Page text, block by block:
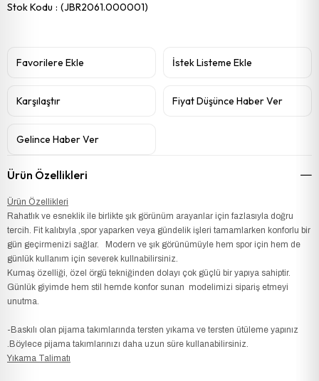
Stok Kodu (JBR2061.000001)
Favorilere Ekle İstek Listeme Ekle
Karşılaştır Fiyat Düşünce Haber Ver
Gelince Haber Ver
Ürün Özellikleri
Ürün Özellikleri
Rahatlık ve esneklik ile birlikte şık görünüm arayanlar için fazlasıyla doğru
tercih. Fit kalıbıyla ,spor yaparken veya gündelik işleri tamamlarken konforlu bir
gün geçirmenizi sağlar. Modern ve şık görünümüyle hem spor için hem de
günlük kullanım için severek kullnabilirsiniz.
Kumaş özelliği, özel örgü tekniğinden dolayı çok güçlü bir yapıya sahiptir.
Günlük giyimde hem stil hemde konfor sunan modelimizi sipariş etmeyi
unutma.
-Baskılı olan pijama takımlarında tersten yıkama ve tersten ütüleme yapınız
.Böylece pijama takımlarınızı daha uzun süre kullanabilirsiniz.
Yıkama Talimatı